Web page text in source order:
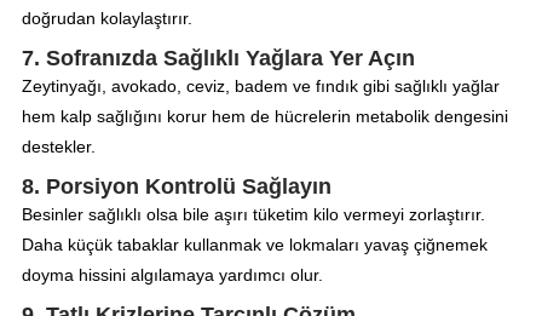
doğrudan kolaylaştırır.
7. Sofranızda Sağlıklı Yağlara Yer Açın
Zeytinyağı, avokado, ceviz, badem ve fındık gibi sağlıklı yağlar
hem kalp sağlığını korur hem de hücrelerin metabolik dengesini
destekler.
8. Porsiyon Kontrolü Sağlayın
Besinler sağlıklı olsa bile aşırı tüketim kilo vermeyi zorlaştırır.
Daha küçük tabaklar kullanmak ve lokmaları yavaş çiğnemek
doyma hissini algılamaya yardımcı olur.